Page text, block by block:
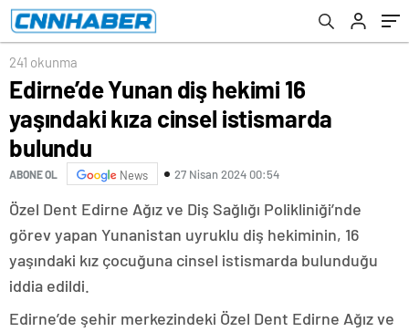
241 okunma
Edirne’de Yunan diş hekimi 16
yaşındaki kıza cinsel istismarda
bulundu
ABONE OL News 27 Nisan 2024 00:54
Özel Dent Edirne Ağız ve Diş Sağlığı Polikliniği’nde
görev yapan Yunanistan uyruklu diş hekiminin, 16
yaşındaki kız çocuğuna cinsel istismarda bulunduğu
iddia edildi.
Edirne’de şehir merkezindeki Özel Dent Edirne Ağız ve